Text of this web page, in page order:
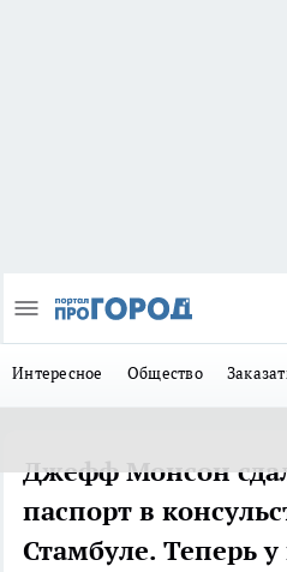
Интересное Общество
Джефф Монсон
паспорт в
Стамбуле. Теперь у